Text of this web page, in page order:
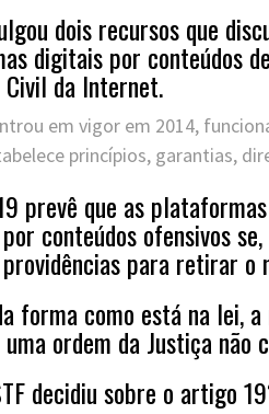
dois recursos que
digitais por conteúdos
da Internet.
em vigor em 2014,
princípios, garantias,
prevê que as
conteúdos ofensivos
para retirar o
forma como está na lei,
ordem da Justiça não
decidiu sobre o artigo